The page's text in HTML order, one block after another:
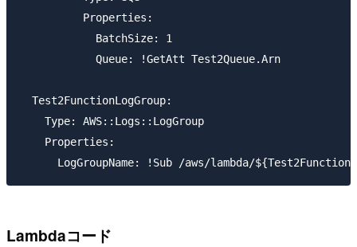
          Properties:
            BatchSize: 1
            Queue: !GetAtt Test2Queue.Arn
  Test2FunctionLogGroup:
    Type: AWS::Logs::LogGroup
    Properties:
Lambdaコード